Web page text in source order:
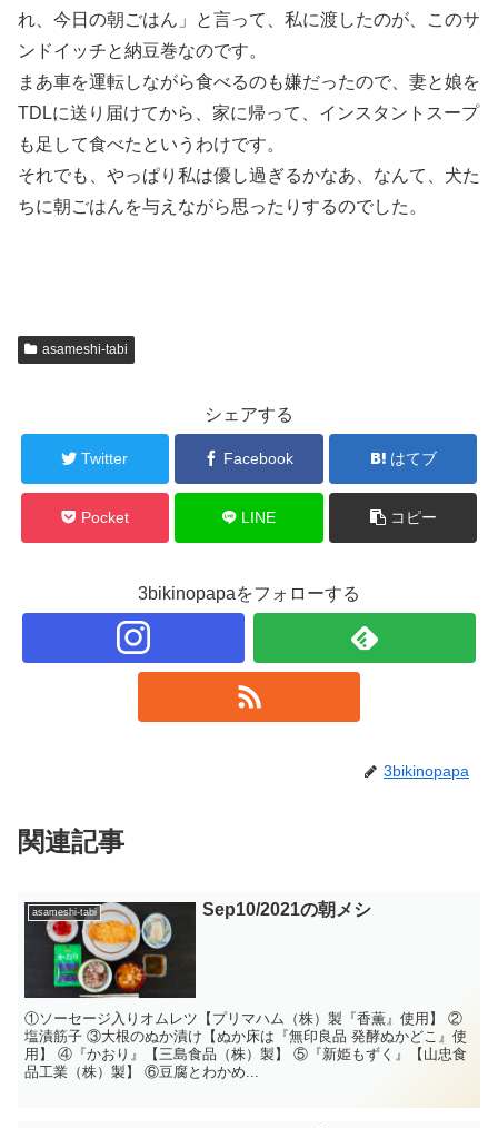
れ、今日の朝ごはん」と言って、私に渡したのが、このサ
ンドイッチと納豆巻なのです。
まあ車を運転しながら食べるのも嫌だったので、妻と娘を
TDLに送り届けてから、家に帰って、インスタントスープ
も足して食べたというわけです。
それでも、やっぱり私は優し過ぎるかなあ、なんて、犬た
ちに朝ごはんを与えながら思ったりするのでした。
asameshi-tabi
シェアする
Twitter Facebook はてブ
Pocket LINE コピー
3bikinopapaをフォローする
3bikinopapa
関連記事
asameshi-tabi Sep10/2021の朝メシ
①ソーセージ入りオムレツ【プリマハム（株）製『香薫』使用】 ②
塩漬筋子 ③大根のぬか漬け【ぬか床は『無印良品 発酵ぬかどこ』使
用】 ④『かおり』【三島食品（株）製】 ⑤『新姫もずく』【山忠食
品工業（株）製】 ⑥豆腐とわかめ...